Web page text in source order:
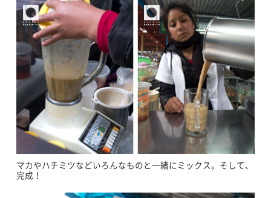
マカやハチミツなどいろんなものと一緒にミックス。そして、
完成！